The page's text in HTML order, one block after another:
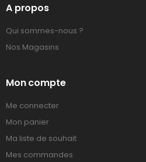
A propos
Qui sommes-nous ?
Nos Magasins
Mon compte
Me connecter
Mon panier
Ma liste de souhait
Mes commandes